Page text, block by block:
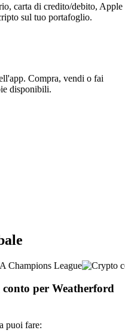
carta di credito/debito, Apple
sul tuo portafoglio.
Compra, vendi o fai
disponibili.
per Weatherford
puoi fare: